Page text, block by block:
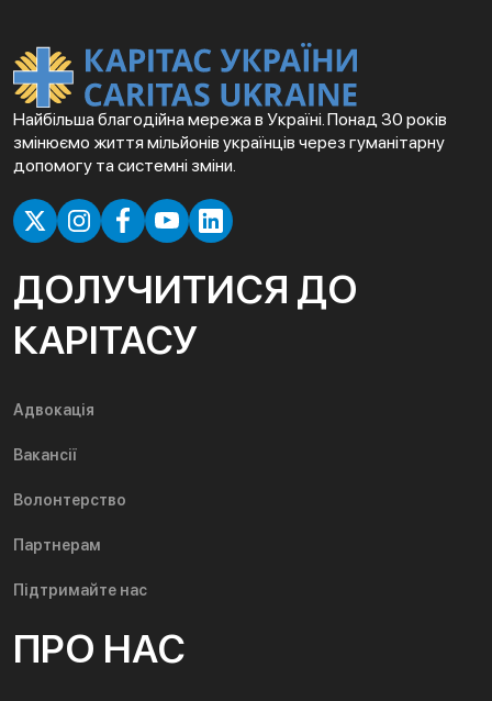
Найбільша благодійна мережа в Україні. Понад 30 років
змінюємо життя мільйонів українців через гуманітарну
допомогу та системні зміни.
ДОЛУЧИТИСЯ ДО
КАРІТАСУ
Адвокація
Вакансії
Волонтерство
Партнерам
Підтримайте нас
ПРО НАС